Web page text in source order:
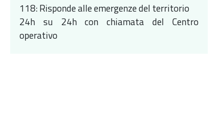
118: Risponde alle emergenze del territorio
24h su 24h con chiamata del Centro
operativo